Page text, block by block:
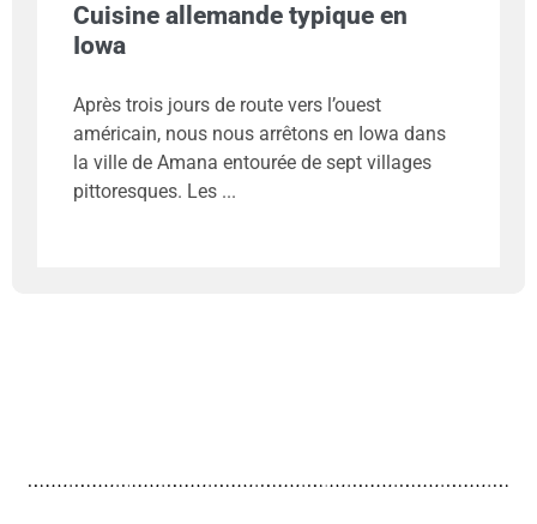
Cuisine allemande typique en
Iowa
Après trois jours de route vers l’ouest
américain, nous nous arrêtons en Iowa dans
la ville de Amana entourée de sept villages
pittoresques. Les